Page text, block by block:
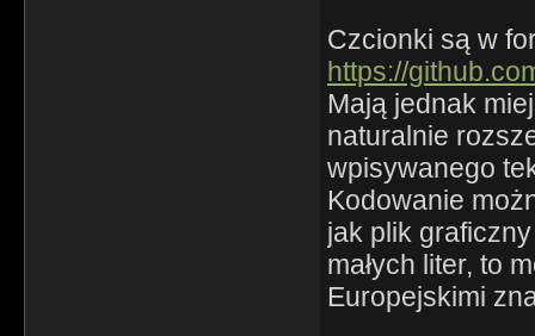
Czcionki są w
https://
Mają jednak
naturalnie
wpisywanego
Kodowanie
jak plik
małych liter, to
Europejskimi